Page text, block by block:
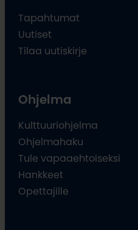
Tapahtumat
Uutiset
Tilaa uutiskirje
Ohjelma
Kulttuuriohjelma
Ohjelmahaku
Tule vapaaehtoiseksi
Hankkeet
Opettajille